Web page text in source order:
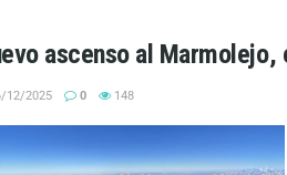
ascenso al
12/2025 0 148